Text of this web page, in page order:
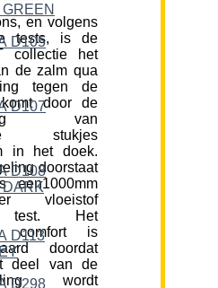
en volgens
tests, is de
collectie het
de zalm qua
tegen de
door de
van
stukjes
in het doek.
doorstaat
een1000mm
vloeistof
test. Het
comfort is
doordat
deel van de
wordt